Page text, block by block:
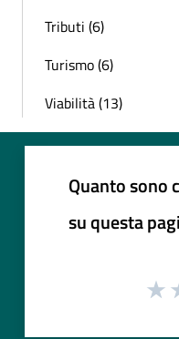
Tributi (6)
Turismo (6)
Viabilità (13)
Quanto sono
su questa